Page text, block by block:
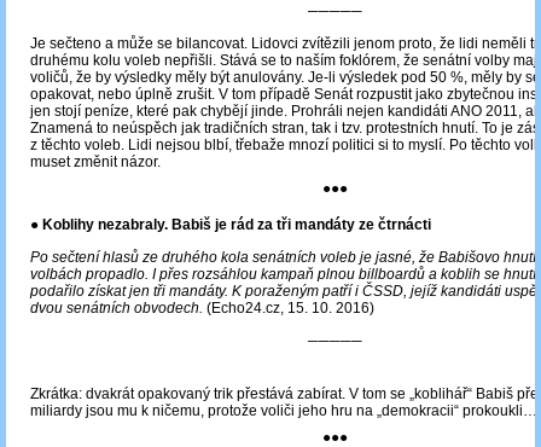
─────
Je sečteno a může se bilancovat. Lidovci zvítězili jenom proto, že lidi neměli
druhému kolu voleb nepřišli. Stává se to naším foklórem, že senátní volby
voličů, že by výsledky měly být anulovány. Je-li výsledek pod 50 %, měly by
opakovat, nebo úplně zrušit. V tom případě Senát rozpustit jako zbytečnou
jen stojí peníze, které pak chybějí jinde. Prohráli nejen kandidáti ANO 2011,
Znamená to neúspěch jak tradičních stran, tak i tzv. protestních hnutí. To je
z těchto voleb. Lidi nejsou blbí, třebaže mnozí politici si to myslí. Po těchto
muset změnit názor.
●●●
● Koblihy nezabraly. Babiš je rád za tři mandáty ze čtrnácti
Po sečtení hlasů ze druhého kola senátních voleb je jasné, že Babišovo hnutí
volbách propadlo. I přes rozsáhlou kampaň plnou billboardů a koblih se hnutí
podařilo získat jen tři mandáty. K poraženým patří i ČSSD, jejíž kandidáti
dvou senátních obvodech. (Echo24.cz, 15. 10. 2016)
─────
Zkrátka: dvakrát opakovaný trik přestává zabírat. V tom se „koblihář“ Babiš
miliardy jsou mu k ničemu, protože voliči jeho hru na „demokracii“ prokoukli…
●●●